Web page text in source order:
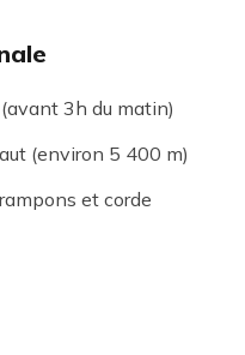
3h du matin)
(environ 5 400 m)
et corde